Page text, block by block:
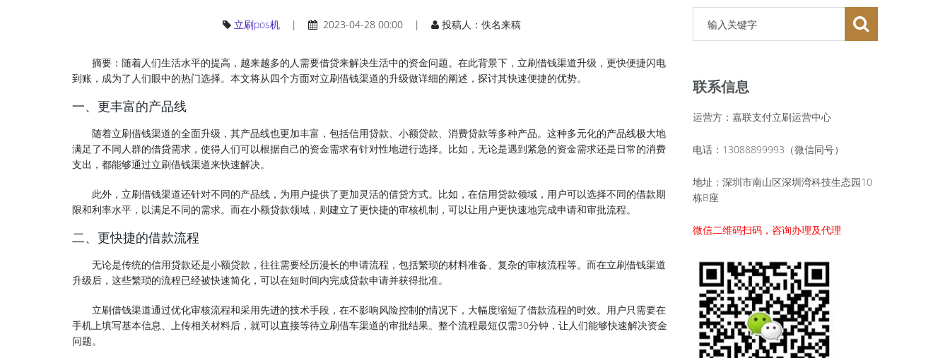
立刷pos机| 2023-04-28 00:00 | 投稿人：佚名来稿
摘要：随着人们生活水平的提高，越来越多的人需要借贷来解决生活中的资金问题。在此背景下，立刷借钱渠道升级，更快便捷闪电
到账，成为了人们眼中的热门选择。本文将从四个方面对立刷借钱渠道的升级做详细的阐述，探讨其快速便捷的优势。
一、更丰富的产品线
随着立刷借钱渠道的全面升级，其产品线也更加丰富，包括信用贷款、小额贷款、消费贷款等多种产品。这种多元化的产品线极大地
满足了不同人群的借贷需求，使得人们可以根据自己的资金需求有针对性地进行选择。比如，无论是遇到紧急的资金需求还是日常的消费
支出，都能够通过立刷借钱渠道来快速解决。
此外，立刷借钱渠道还针对不同的产品线，为用户提供了更加灵活的借贷方式。比如，在信用贷款领域，用户可以选择不同的借款期
限和利率水平，以满足不同的需求。而在小额贷款领域，则建立了更快捷的审核机制，可以让用户更快速地完成申请和审批流程。
二、更快捷的借款流程
无论是传统的信用贷款还是小额贷款，往往需要经历漫长的申请流程，包括繁琐的材料准备、复杂的审核流程等。而在立刷借钱渠道
升级后，这些繁琐的流程已经被快速简化，可以在短时间内完成贷款申请并获得批准。
立刷借钱渠道通过优化审核流程和采用先进的技术手段，在不影响风险控制的情况下，大幅度缩短了借款流程的时效。用户只需要在
手机上填写基本信息、上传相关材料后，就可以直接等待立刷借车渠道的审批结果。整个流程最短仅需30分钟，让人们能够快速解决资金
问题。
联系信息
运营方：嘉联支付立刷运营中心
电话：13088899993（微信同号）
地址：深圳市南山区深圳湾科技生态园10
栋B座
微信二维码扫码，咨询办理及代理